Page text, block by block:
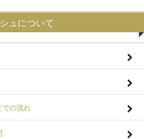
ュについて
での流れ